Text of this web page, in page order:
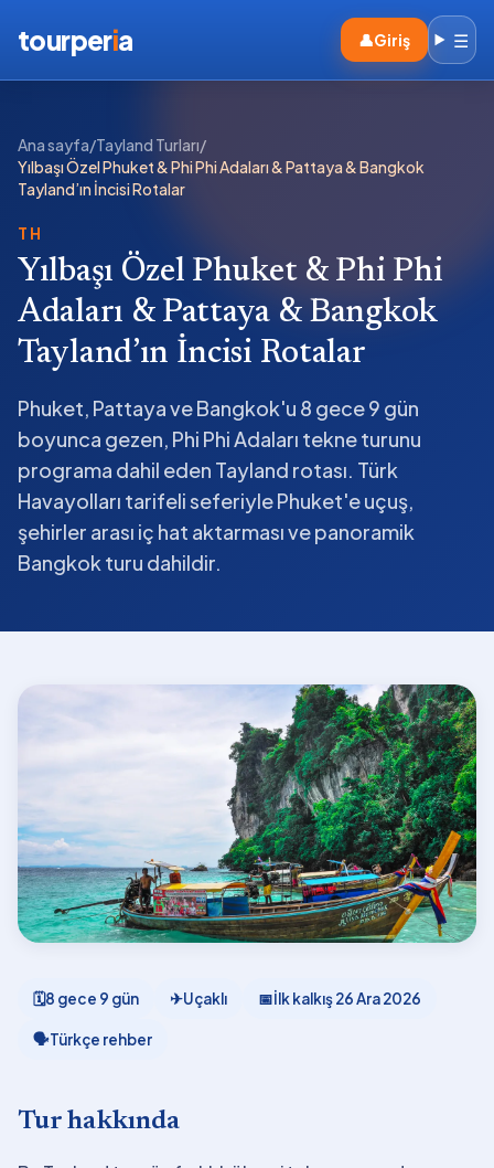
tourperia 👤Giriş ☰
Ana sayfa/Tayland Turları/
Yılbaşı Özel Phuket & Phi Phi Adaları & Pattaya & Bangkok
Tayland’ın İncisi Rotalar
TH
Yılbaşı Özel Phuket & Phi Phi
Adaları & Pattaya & Bangkok
Tayland’ın İncisi Rotalar
Phuket, Pattaya ve Bangkok'u 8 gece 9 gün
boyunca gezen, Phi Phi Adaları tekne turunu
programa dahil eden Tayland rotası. Türk
Havayolları tarifeli seferiyle Phuket'e uçuş,
şehirler arası iç hat aktarması ve panoramik
Bangkok turu dahildir.
🗓8 gece 9 gün ✈Uçaklı 📅İlk kalkış26 Ara 2026
🗣Türkçe rehber
Tur hakkında